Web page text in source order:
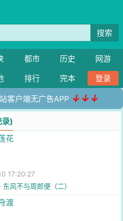
搜索
都市 历史
网游
排行 完本 登录
客户端无广告APP ↓↓↓
)
花
17:20:27
东风不与周郎便（二）
渡